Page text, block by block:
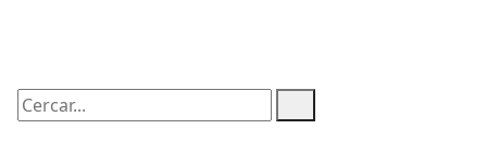
Cercar: